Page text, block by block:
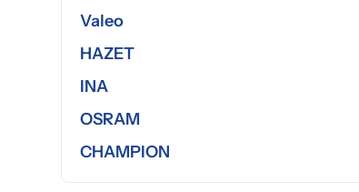
Valeo
HAZET
INA
OSRAM
CHAMPION